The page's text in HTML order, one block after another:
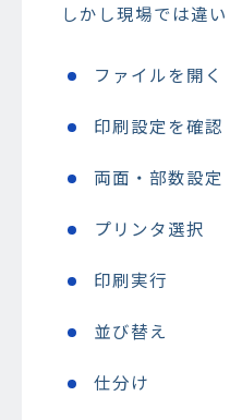
しかし現場では違い
ファイルを開く
印刷設定を確認
両面・部数設定
プリンタ選択
印刷実行
並び替え
仕分け